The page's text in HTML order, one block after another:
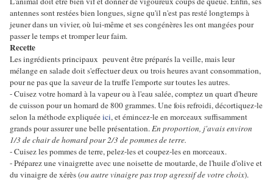
antennes sont restées bien longues, signe qu'il n'est pas resté longtemps à
jeuner dans un vivier, où lui-même et ses congénères les ont mangées pour
passer le temps et tromper leur faim.
Recette
Les ingrédients principaux peuvent être préparés la veille, mais leur
mélange en salade doit s'effectuer deux ou trois heures avant consommation,
pour ne pas que la saveur de la truffe l'emporte sur toutes les autres.
- Cuisez votre homard à la vapeur ou à l'eau salée, comptez un quart d'heure
de cuisson pour un homard de 800 grammes. Une fois refroidi, décortiquez-le
selon la méthode expliquéeici, et émincez-le en morceaux suffisamment
grands pour assurer une belle présentation.En proportion, j'avais environ
1/3 de chair de homard pour 2/3 de pommes de terre.
- Cuisez les pommes de terre, pelez-les et coupez-les en morceaux.
- Préparez une vinaigrette avec une noisette de moutarde, de l'huile d'olive et
du vinaigre de xérès (ou autre vinaigre pas trop agressif de votre choix).